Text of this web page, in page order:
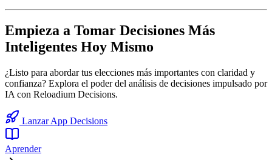
Empieza a Tomar Decisiones Más
Inteligentes Hoy Mismo
¿Listo para abordar tus elecciones más importantes con claridad y
confianza? Explora el poder del análisis de decisiones impulsado por
IA con Reloadium Decisions.
Lanzar App Decisions
Aprender